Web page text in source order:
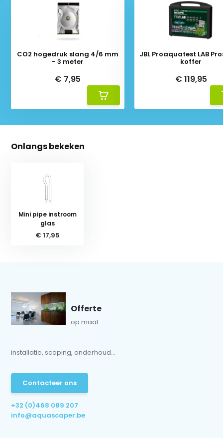
CO2 hogedruk slang 4/6 mm
- 3 meter
€ 7,95
JBL Proaquatest LAB
koffer
€ 119,95
Onlangs bekeken
Mini pipe instroom
glas
€ 17,95
Offerte
op maat
installatie, scaping, onderhoud...
Contacteer ons
+32 (0)468 089 207
info@aquascaper.be